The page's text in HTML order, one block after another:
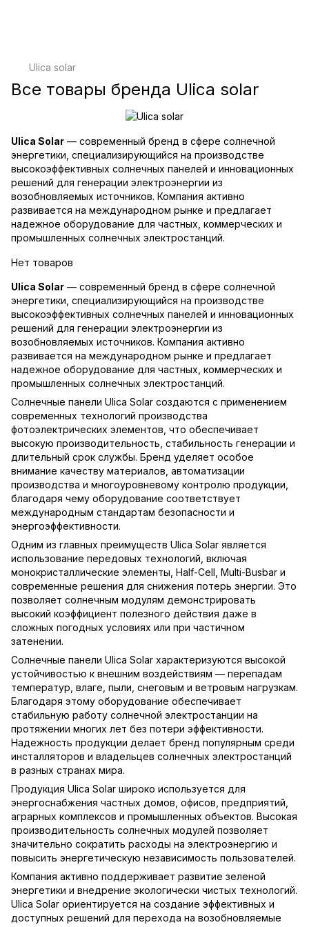
Ulica solar
Все товары бренда Ulica solar
Ulica Solar — современный бренд в сфере солнечной
энергетики, специализирующийся на производстве
высокоэффективных солнечных панелей и инновационных
решений для генерации электроэнергии из
возобновляемых источников. Компания активно
развивается на международном рынке и предлагает
надежное оборудование для частных, коммерческих и
промышленных солнечных электростанций.
Нет товаров
Ulica Solar — современный бренд в сфере солнечной
энергетики, специализирующийся на производстве
высокоэффективных солнечных панелей и инновационных
решений для генерации электроэнергии из
возобновляемых источников. Компания активно
развивается на международном рынке и предлагает
надежное оборудование для частных, коммерческих и
промышленных солнечных электростанций.
Солнечные панели Ulica Solar создаются с применением
современных технологий производства
фотоэлектрических элементов, что обеспечивает
высокую производительность, стабильность генерации и
длительный срок службы. Бренд уделяет особое
внимание качеству материалов, автоматизации
производства и многоуровневому контролю продукции,
благодаря чему оборудование соответствует
международным стандартам безопасности и
энергоэффективности.
Одним из главных преимуществ Ulica Solar является
использование передовых технологий, включая
монокристаллические элементы, Half-Cell, Multi-Busbar и
современные решения для снижения потерь энергии. Это
позволяет солнечным модулям демонстрировать
высокий коэффициент полезного действия даже в
сложных погодных условиях или при частичном
затенении.
Солнечные панели Ulica Solar характеризуются высокой
устойчивостью к внешним воздействиям — перепадам
температур, влаге, пыли, снеговым и ветровым нагрузкам.
Благодаря этому оборудование обеспечивает
стабильную работу солнечной электростанции на
протяжении многих лет без потери эффективности.
Надежность продукции делает бренд популярным среди
инсталляторов и владельцев солнечных электростанций
в разных странах мира.
Продукция Ulica Solar широко используется для
энергоснабжения частных домов, офисов, предприятий,
аграрных комплексов и промышленных объектов. Высокая
производительность солнечных модулей позволяет
значительно сократить расходы на электроэнергию и
повысить энергетическую независимость пользователей.
Компания активно поддерживает развитие зеленой
энергетики и внедрение экологически чистых технологий.
Ulica Solar ориентируется на создание эффективных и
доступных решений для перехода на возобновляемые